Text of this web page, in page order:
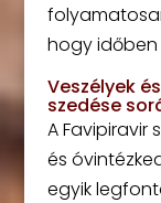
hogy időben
Veszélyek
szedése
A Favipiravir
és
egyik